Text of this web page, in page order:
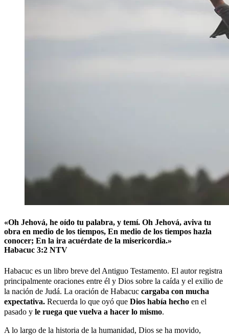
«Oh Jehová, he oído tu palabra, y temí. Oh Jehová, aviva tu
obra en medio de los tiempos, En medio de los tiempos hazla
conocer; En la ira acuérdate de la misericordia.»
Habacuc 3:2 NTV
Habacuc es un libro breve del Antiguo Testamento. El autor registra
principalmente oraciones entre él y Dios sobre la caída y el exilio de
la nación de Judá. La oración de Habacuc cargaba con mucha
expectativa. Recuerda lo que oyó que Dios había hecho en el
pasado y le ruega que vuelva a hacer lo mismo.
A lo largo de la historia de la humanidad, Dios se ha movido,